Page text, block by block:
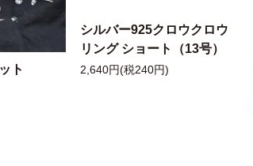
ト
シルバー925クロウクロウ
リング ショート（13号）
2,640円(税240円)